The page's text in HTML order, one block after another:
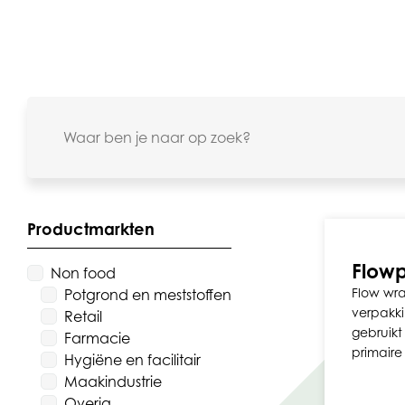
Productmarkten
Non food
Potgrond en meststoffen
Retail
Farmacie
Hygiëne en facilitair
Maakindustrie
Flow